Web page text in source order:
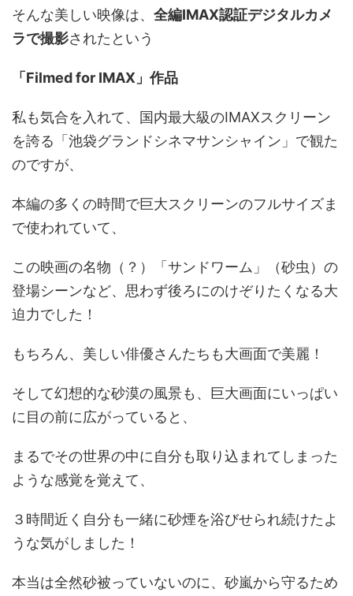
そんな美しい映像は、 全編IMAX認証デジタルカメ
ラで撮影されたという
「Filmed for IMAX」作品
私も気合を入れて、国内最大級のIMAXスクリーン
を誇る「池袋グランドシネマサンシャイン」で観た
のですが、
本編の多くの時間で巨大スクリーンのフルサイズま
で使われていて、
この映画の名物（？）「サンドワーム」（砂虫）の
登場シーンなど、思わず後ろにのけぞりたくなる大
迫力でした！
もちろん、美しい俳優さんたちも大画面で美麗！
そして幻想的な砂漠の風景も、巨大画面にいっぱい
に目の前に広がっていると、
まるでその世界の中に自分も取り込まれてしまった
ような感覚を覚えて、
３時間近く自分も一緒に砂煙を浴びせられ続けたよ
うな気がしました！
本当は全然砂被っていないのに、砂嵐から守るため